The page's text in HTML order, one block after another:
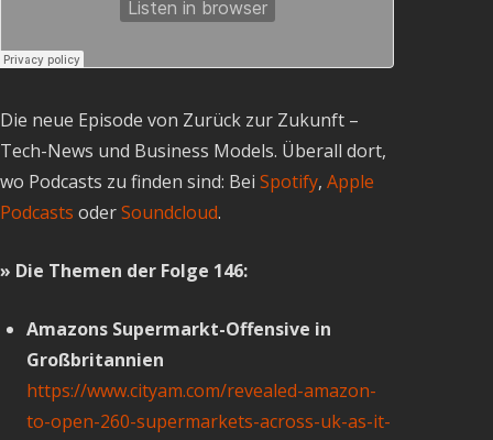
Die neue Episode von Zurück zur Zukunft –
Tech-News und Business Models. Überall dort,
wo Podcasts zu finden sind: Bei Spotify, Apple
Podcasts oderSoundcloud.
» Die Themen der Folge 146:
Amazons Supermarkt-Offensive in
Großbritannien
https://www.cityam.com/revealed-amazon-
to-open-260-supermarkets-across-uk-as-it-